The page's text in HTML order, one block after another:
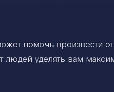
помочь произвести
людей уделять вам